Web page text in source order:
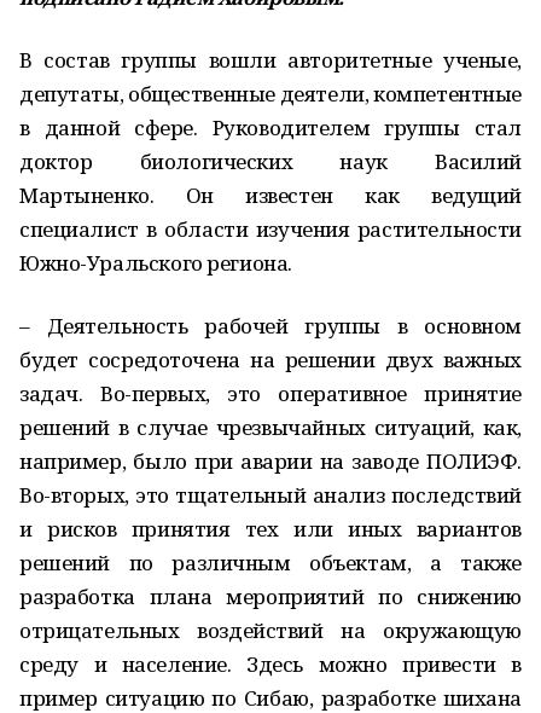
В состав группы вошли авторитетные ученые,
депутаты, общественные деятели, компетентные
в данной сфере. Руководителем группы стал
доктор биологических наук Василий
Мартыненко. Он известен как ведущий
специалист в области изучения растительности
Южно-Уральского региона.
– Деятельность рабочей группы в основном
будет сосредоточена на решении двух важных
задач. Во-первых, это оперативное принятие
решений в случае чрезвычайных ситуаций, как,
например, было при аварии на заводе ПОЛИЭФ.
Во-вторых, это тщательный анализ последствий
и рисков принятия тех или иных вариантов
решений по различным объектам, а также
разработка плана мероприятий по снижению
отрицательных воздействий на окружающую
среду и население. Здесь можно привести в
пример ситуацию по Сибаю, разработке шихана